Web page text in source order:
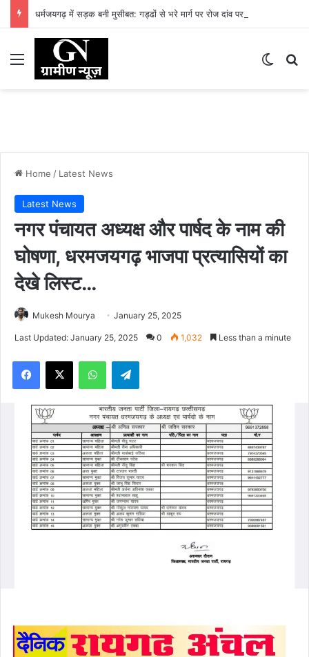
Menu
Home / Latest News
Latest News
नगर पंचायत अध्यक्ष और पार्षद के नाम की
घोषणा, धरमजयगढ़ भाजपा प्रत्यासियों का
देखे लिस्ट…
Mukesh Mourya January 25, 2025
Last Updated: January 25, 2025 0 1,032 Less than a minute
Facebook
X WhatsAppTelegram